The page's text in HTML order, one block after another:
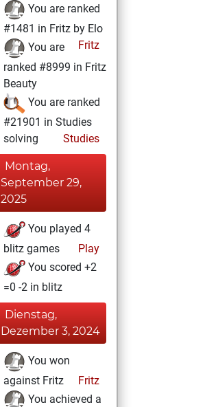
You are ranked
#1481 in Fritz by Elo
Fritz
You are
ranked #8999 in Fritz
Beauty
You are ranked
#21901 in Studies
solving
Studies
Montag,
September 29,
2025
You played 4
blitz games
Play
You scored +2
=0 -2 in blitz
Dienstag,
Dezember 3, 2024
You won
against Fritz
Fritz
You achieved a